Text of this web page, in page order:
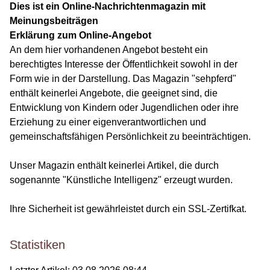
Dies ist ein Online-Nachrichtenmagazin mit
Meinungsbeiträgen
Erklärung zum Online-Angebot
An dem hier vorhandenen Angebot besteht ein
berechtigtes Interesse der Öffentlichkeit sowohl in der
Form wie in der Darstellung. Das Magazin "sehpferd"
enthält keinerlei Angebote, die geeignet sind, die
Entwicklung von Kindern oder Jugendlichen oder ihre
Erziehung zu einer eigenverantwortlichen und
gemeinschaftsfähigen Persönlichkeit zu beeinträchtigen.
Unser Magazin enthält keinerlei Artikel, die durch
sogenannte "Künstliche Intelligenz" erzeugt wurden.
Ihre Sicherheit ist gewährleistet durch ein SSL-Zertifkat.
Statistiken